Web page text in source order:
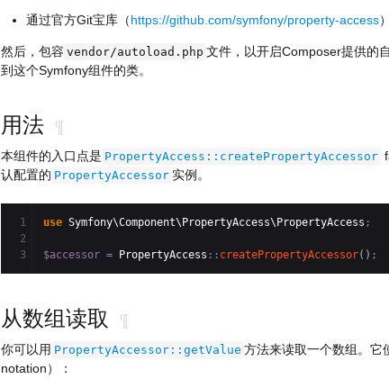
通过官方Git宝库（https://github.com/symfony/property-access）
然后，包容 vendor/autoload.php 文件，以开启Composer提供的
到这个Symfony组件的类。
用法 ¶
本组件的入口点是 PropertyAccess::createPropertyAccessor
认配置的 PropertyAccessor 实例。
1
2
use Symfony\Component\PropertyAccess\PropertyAccess ;
$accessor = PropertyAccess :: createPropertyAccessor( ) ;
从数组读取 ¶
你可以用 PropertyAccessor::getValue 方法来读取一个数组。它
notation）：